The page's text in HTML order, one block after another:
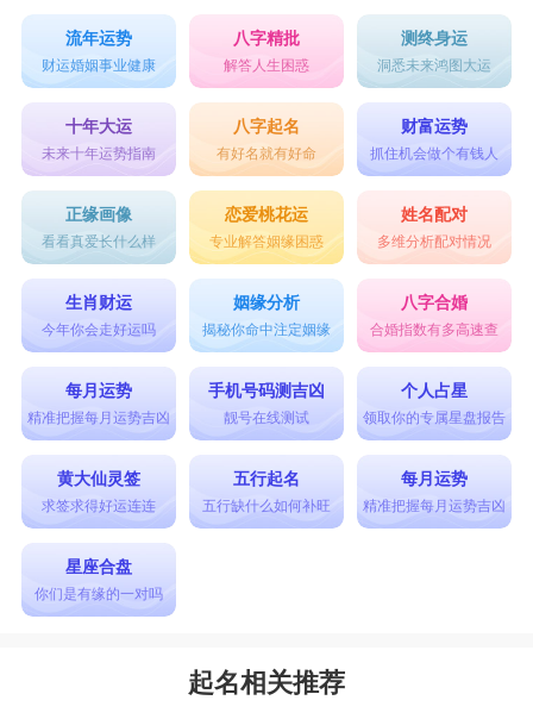
流年运势
财运婚姻事业健康
八字精批
解答人生困惑
测终身运
洞悉未来鸿图大运
十年大运
未来十年运势指南
八字起名
有好名就有好命
财富运势
抓住机会做个有钱人
正缘画像
看看真爱长什么样
恋爱桃花运
专业解答姻缘困惑
姓名配对
多维分析配对情况
生肖财运
今年你会走好运吗
姻缘分析
揭秘你命中注定姻缘
八字合婚
合婚指数有多高速查
每月运势
精准把握每月运势吉凶
手机号码测吉凶
靓号在线测试
个人占星
领取你的专属星盘报告
黄大仙灵签
求签求得好运连连
五行起名
五行缺什么如何补旺
每月运势
精准把握每月运势吉凶
星座合盘
你们是有缘的一对吗
起名相关推荐